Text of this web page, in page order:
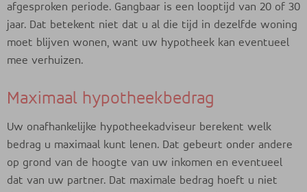
afgesproken periode. Gangbaar is een looptijd van 20 of 30
jaar. Dat betekent niet dat u al die tijd in dezelfde woning
moet blijven wonen, want uw hypotheek kan eventueel
mee verhuizen.
Maximaal hypotheekbedrag
Uw onafhankelijke hypotheekadviseur berekent welk
bedrag u maximaal kunt lenen. Dat gebeurt onder andere
op grond van de hoogte van uw inkomen en eventueel
dat van uw partner. Dat maximale bedrag hoeft u niet